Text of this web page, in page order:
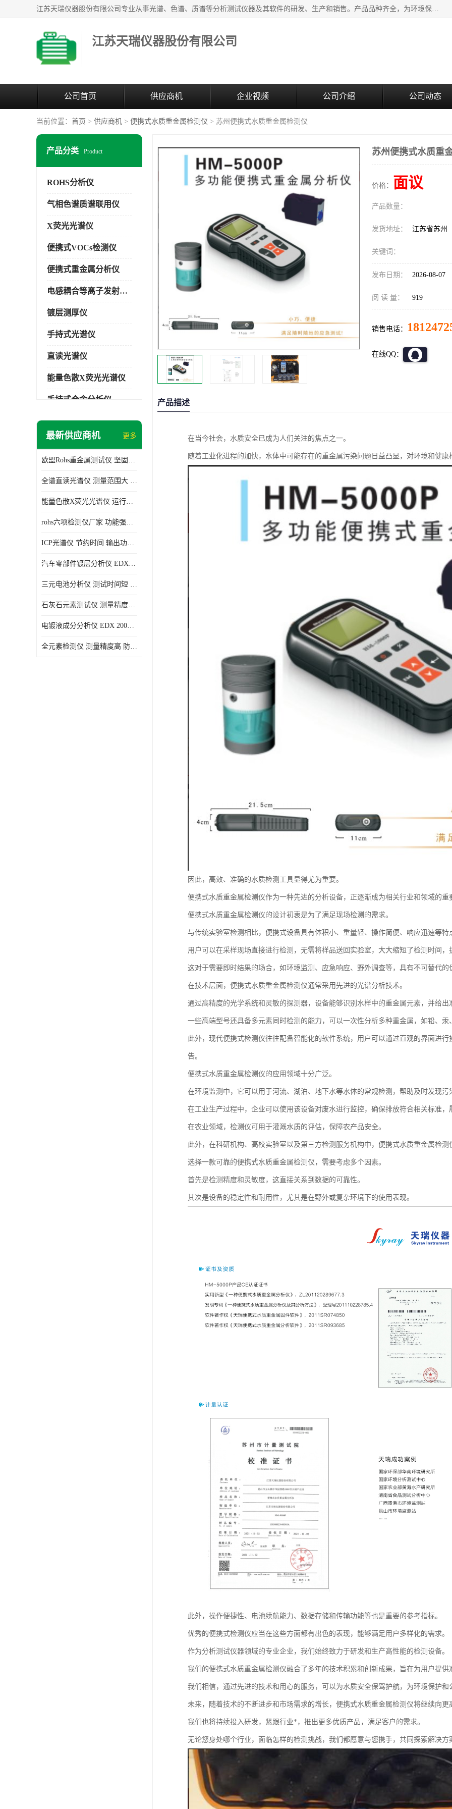
江苏天瑞仪器股份有限公司专业从事光谱、色谱、质谱等分析测试仪器及其软件的研发、生产和销售。产品品种齐全，为环境保护与安全、工业测试与分析及其它领域提供专业解决方案。 为客户提供更加先进的产品和更加满意的服务。
江苏天瑞仪器股份有限公司
公司首页 供应商机 企业视频 公司介绍 公司动态
当前位置： 首页 > 供应商机 > 便携式水质重金属检测仪 > 苏州便携式水质重金属检测仪
产品分类 Product
ROHS分析仪
气相色谱质谱联用仪
X荧光光谱仪
便携式VOCs检测仪
便携式重金属分析仪
电感耦合等离子发射光谱仪
镀层测厚仪
手持式光谱仪
直读光谱仪
能量色散X荧光光谱仪
手持式合金分析仪
手持式矿石分析仪
光电直读光谱仪
便携式水质重金属检测仪
最新供应商机 更多
欧盟Rohs重金属测试仪 坚固耐用 测试结果清晰显示
全谱直读光谱仪 测量范围大 抗干扰性能好
能量色散X荧光光谱仪 运行稳定性高 方便样品的测量
rohs六项检测仪厂家 功能强大 可直接分析
ICP光谱仪 节约时间 输出功率稳定
汽车零部件镀层分析仪 EDX600PLUS 自动谱线识别
三元电池分析仪 测试时间短 体积小 方便便携
石灰石元素测试仪 测量精度高 测量方便 快捷
电镀液成分分析仪 EDX 2000A 测量 穿透力强
全元素检测仪 测量精度高 防尘 防水性能好
苏州便携式水质重
价格： 面议
产品数量：
发货地址： 江苏省苏州
关键词：
发布日期： 2026-08-07
阅 读 量： 919
销售电话：
在线QQ：
产品描述
在当今社会，水质安全已成为人们关注的焦点之一。
随着工业化进程的加快，水体中可能存在的重金属污染问题日益凸显，对环境和健康
因此，高效、准确的水质检测工具显得尤为重要。
便携式水质重金属检测仪作为一种先进的分析设备，正逐渐成为相关行业和领域的重
便携式水质重金属检测仪的设计初衷是为了满足现场检测的需求。
与传统实验室检测相比，便携式设备具有体积小、重量轻、操作简便、响应迅速等特
用户可以在采样现场直接进行检测，无需将样品送回实验室，大大缩短了检测时间，
这对于需要即时结果的场合，如环境监测、应急响应、野外调查等，具有不可替代的
在技术层面，便携式水质重金属检测仪通常采用先进的光谱分析技术。
通过高精度的光学系统和灵敏的探测器，设备能够识别水样中的重金属元素，并给出
一些高端型号还具备多元素同时检测的能力，可以一次性分析多种重金属，如铅、
此外，现代便携式检测仪往往配备智能化的软件系统，用户可以通过直观的界面进
告。
便携式水质重金属检测仪的应用领域十分广泛。
在环境监测中，它可以用于河流、湖泊、地下水等水体的常规检测，帮助及时发现污
在工业生产过程中，企业可以使用该设备对废水进行监控，确保排放符合相关标准，
在农业领域，检测仪可用于灌溉水质的评估，保障农产品安全。
此外，在科研机构、高校实验室以及第三方检测服务机构中，便携式水质重金属检
选择一款可靠的便携式水质重金属检测仪，需要考虑多个因素。
首先是检测精度和灵敏度，这直接关系到数据的可靠性。
其次是设备的稳定性和耐用性，尤其是在野外或复杂环境下的使用表现。
此外，操作便捷性、电池续航能力、数据存储和传输功能等也是重要的参考指标。
优秀的便携式检测仪应当在这些方面都有出色的表现，能够满足用户多样化的需求。
作为分析测试仪器领域的专业企业，我们始终致力于研发和生产高性能的检测设备。
我们的便携式水质重金属检测仪融合了多年的技术积累和创新成果，旨在为用户提
我们相信，通过先进的技术和用心的服务，可以为水质安全保驾护航，为环境保护和
未来，随着技术的不断进步和市场需求的增长，便携式水质重金属检测仪将继续向
我们也将持续投入研发，紧跟行业*，推出更多优质产品，满足客户的需求。
无论您身处哪个行业，面临怎样的检测挑战，我们都愿意与您携手，共同探索解决